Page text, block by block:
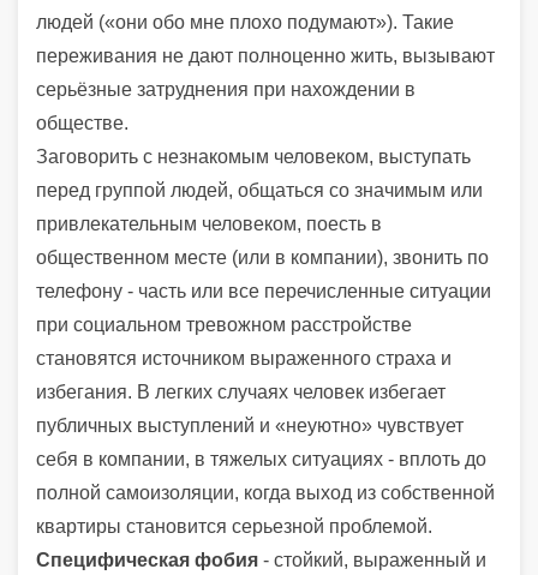
людей («они обо мне плохо подумают»). Такие
переживания не дают полноценно жить, вызывают
серьёзные затруднения при нахождении в
обществе.
Заговорить с незнакомым человеком, выступать
перед группой людей, общаться со значимым или
привлекательным человеком, поесть в
общественном месте (или в компании), звонить по
телефону - часть или все перечисленные ситуации
при социальном тревожном расстройстве
становятся источником выраженного страха и
избегания. В легких случаях человек избегает
публичных выступлений и «неуютно» чувствует
себя в компании, в тяжелых ситуациях - вплоть до
полной самоизоляции, когда выход из собственной
квартиры становится серьезной проблемой.
Специфическая фобия - стойкий, выраженный и